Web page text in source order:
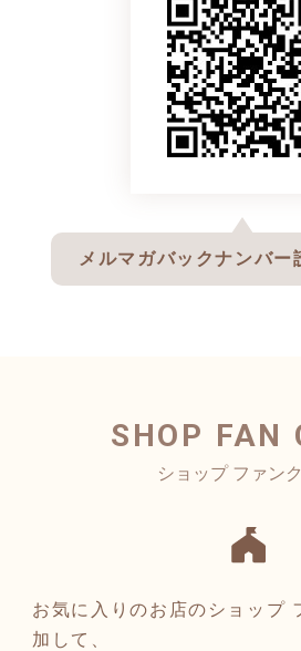
メルマガバックナンバー
SHOP FAN
お気に入りのお店のショップ
加して、